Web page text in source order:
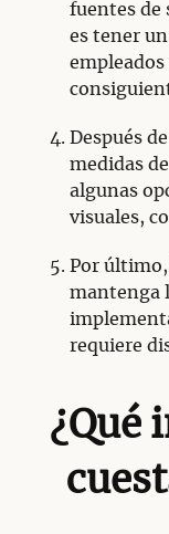
fuentes de
es tener
Después
medidas
algunas
visuales,
Por último,
mantenga
requiere
¿Qué